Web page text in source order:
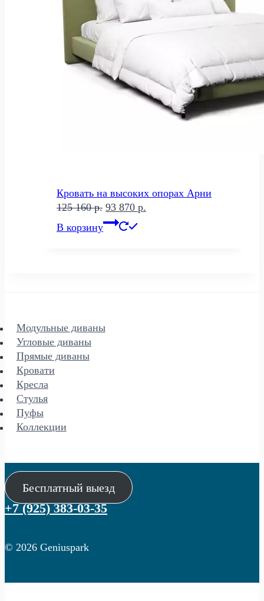
Кровать на высоких опорах Арни
125 160р. Первоначальная
цена
составляла
93 870 р.
В корзину
Модульные диваны
Угловые диваны
Прямые диваны
Кровати
Кресла
Стулья
Пуфы
Коллекции
Бесплатный выезд
+7 (925) 383-03-35
© 2026 Geniuspark